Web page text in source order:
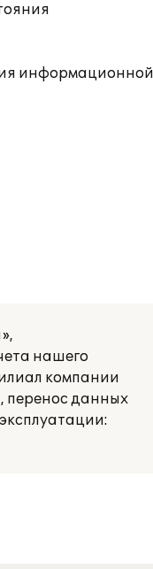
информационной
нашего
компании
перенос данных